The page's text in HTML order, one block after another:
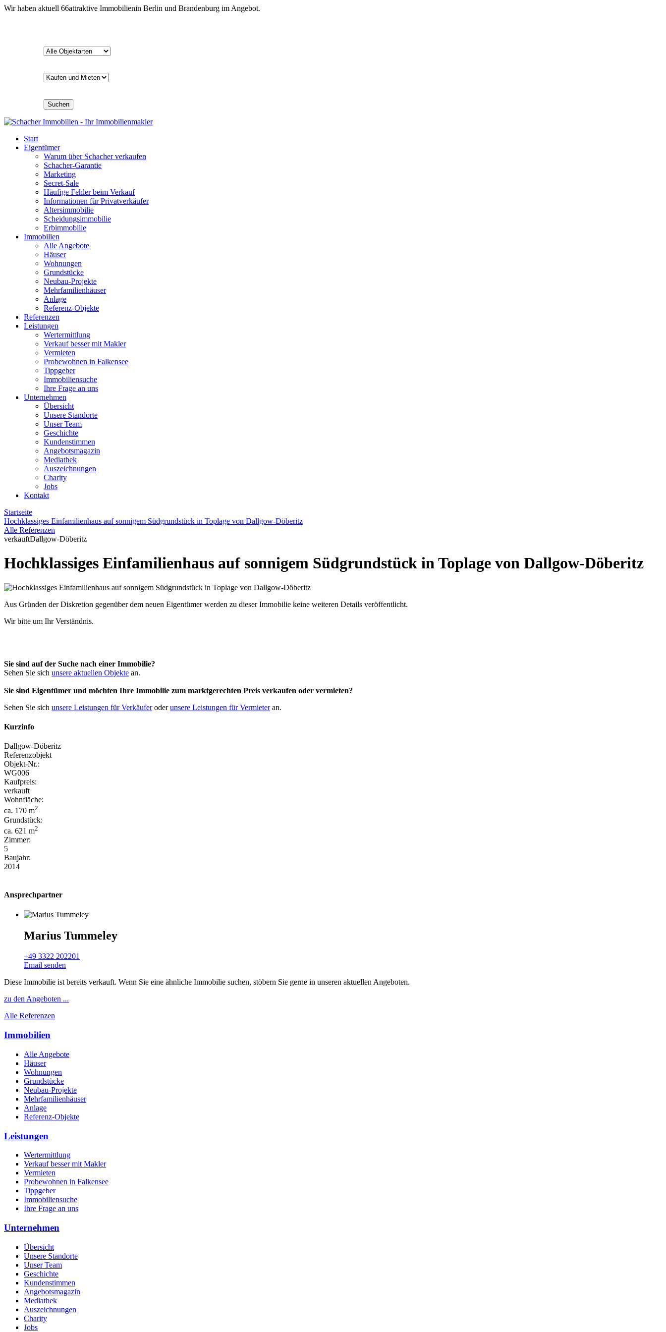
Wir haben aktuell 66attraktive Immobilienin Berlin und Brandenburg im Angebot.
Suchen
Start
Eigentümer
Warum über Schacher verkaufen
Schacher-Garantie
Marketing
Secret-Sale
Häufige Fehler beim Verkauf
Informationen für Privatverkäufer
Altersimmobilie
Scheidungsimmobilie
Erbimmobilie
Immobilien
Alle Angebote
Häuser
Wohnungen
Grundstücke
Neubau-Projekte
Mehrfamilienhäuser
Anlage
Referenz-Objekte
Referenzen
Leistungen
Wertermittlung
Verkauf besser mit Makler
Vermieten
Probewohnen in Falkensee
Tippgeber
Immobiliensuche
Ihre Frage an uns
Unternehmen
Übersicht
Unsere Standorte
Unser Team
Geschichte
Kundenstimmen
Angebotsmagazin
Mediathek
Auszeichnungen
Charity
Jobs
Kontakt
Startseite
Hochklassiges Einfamilienhaus auf sonnigem Südgrundstück in Toplage von Dallgow-Döberitz
Alle Referenzen
verkauftDallgow-Döberitz
Hochklassiges Einfamilienhaus auf sonnigem Südgrundstück in Toplage von Dallgow-Döberitz
Aus Gründen der Diskretion gegenüber dem neuen Eigentümer werden zu dieser Immobilie keine weiteren Details veröffentlicht.
Wir bitte um Ihr Verständnis.
Sie sind auf der Suche nach einer Immobilie?
Sehen Sie sich unsere aktuellen Objekte an.
Sie sind Eigentümer und möchten Ihre Immobilie zum marktgerechten Preis verkaufen oder vermieten?
Sehen Sie sich unsere Leistungen für Verkäuferoderunsere Leistungen für Vermieteran.
Kurzinfo
Dallgow-Döberitz
Referenzobjekt
Objekt-Nr.:
WG006
Kaufpreis:
verkauft
Wohnfläche:
ca. 170 m2
Grundstück:
ca. 621 m2
Zimmer:
5
Baujahr:
2014
Ansprechpartner
Marius Tummeley
+49 3322 202201
Email senden
Diese Immobilie ist bereits verkauft. Wenn Sie eine ähnliche Immobilie suchen, stöbern Sie gerne in unseren aktuellen Angeboten.
zu den Angeboten ...
Alle Referenzen
Immobilien
Alle Angebote
Häuser
Wohnungen
Grundstücke
Neubau-Projekte
Mehrfamilienhäuser
Anlage
Referenz-Objekte
Leistungen
Wertermittlung
Verkauf besser mit Makler
Vermieten
Probewohnen in Falkensee
Tippgeber
Immobiliensuche
Ihre Frage an uns
Unternehmen
Übersicht
Unsere Standorte
Unser Team
Geschichte
Kundenstimmen
Angebotsmagazin
Mediathek
Auszeichnungen
Charity
Jobs